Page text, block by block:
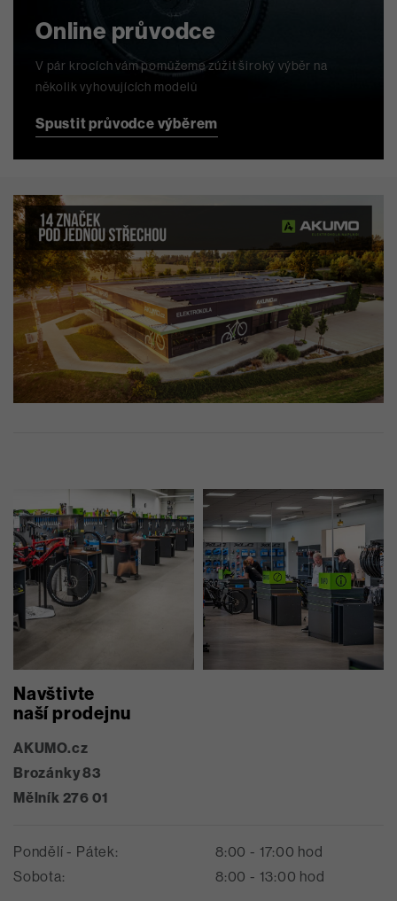
Online průvodce
V pár krocích vám pomůžeme zúžit široký výběr na
několik vyhovujících modelů
Spustit průvodce výběrem
Navštivte
naší prodejnu
AKUMO.cz
Brozánky 83
Mělník 276 01
Pondělí - Pátek:
8:00 - 17:00 hod
Sobota:
8:00 - 13:00 hod